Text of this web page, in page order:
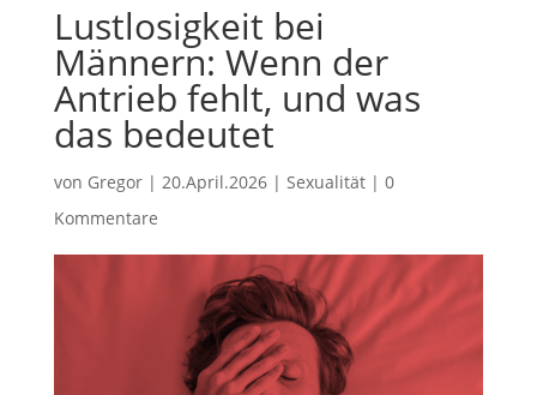
Lustlosigkeit bei
Männern: Wenn der
Antrieb fehlt, und was
das bedeutet
von Gregor| 20.April.2026| Sexualität| 0
Kommentare